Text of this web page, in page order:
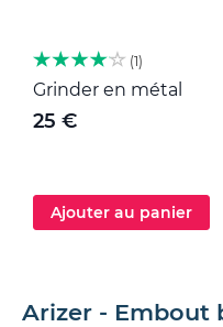
1
Grinder en métal
25 €
Ajouter au panier
Arizer - Embout